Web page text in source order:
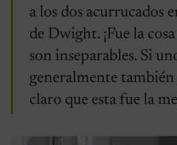
a los dos acurrucados
de Dwight. ¡Fue la
son inseparables. Si
generalmente también
claro que esta fue la